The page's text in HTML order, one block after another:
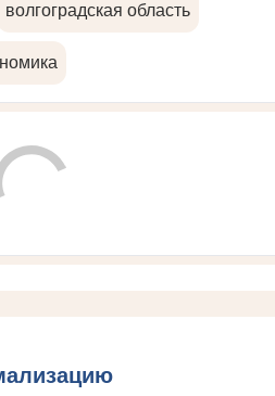
волгоградская область